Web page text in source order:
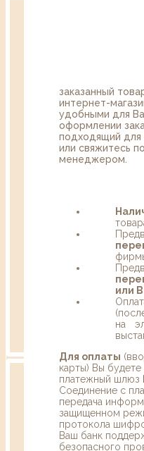
заказанный
интернет-
удобными для
оформлении
подходящий для
или свяжитесь
менеджером.
или
на
Для оплаты
карты) Вы
платежный шлюз
Соединение с
передача
защищенном
протокола
Ваш банк
безопасного